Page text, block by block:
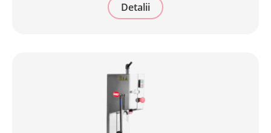
Detalii